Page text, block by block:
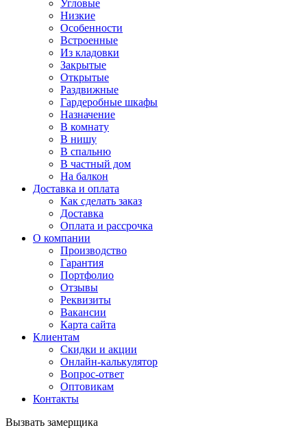
Угловые
Низкие
Особенности
Встроенные
Из кладовки
Закрытые
Открытые
Раздвижные
Гардеробные шкафы
Назначение
В комнату
В нишу
В спальню
В частный дом
На балкон
Доставка и оплата
Как сделать заказ
Доставка
Оплата и рассрочка
О компании
Производство
Гарантия
Портфолио
Отзывы
Реквизиты
Вакансии
Карта сайта
Клиентам
Скидки и акции
Онлайн-калькулятор
Вопрос-ответ
Оптовикам
Контакты
Вызвать замерщика